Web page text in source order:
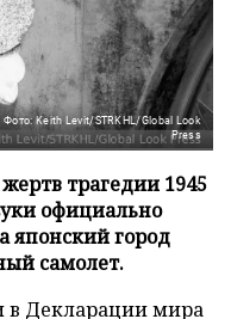
Фото: Keith Levit/STRKHL/Global Look
Press
трагедии 1945
официально
японский город
самолет.
в Декларации мира